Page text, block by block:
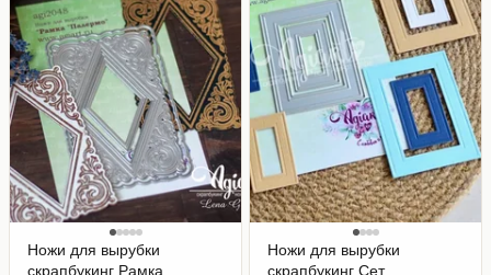
Ножи для вырубки
скрапбукинг Рамка
Ножи для вырубки
скрапбукинг Сет